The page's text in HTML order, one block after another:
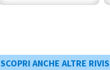
SCOPRI ANCHE ALTRE